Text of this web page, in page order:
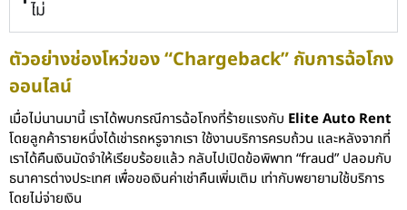
ไม่
ตัวอย่างช่องโหว่ของ “Chargeback” กับการฉ้อโกง
ออนไลน์
เมื่อไม่นานมานี้ เราได้พบกรณีการฉ้อโกงที่ร้ายแรงกับ Elite Auto Rent
โดยลูกค้ารายหนึ่งได้เช่ารถหรูจากเรา ใช้งานบริการครบถ้วน และหลังจากที่
เราได้คืนเงินมัดจำให้เรียบร้อยแล้ว กลับไปเปิดข้อพิพาท “fraud” ปลอมกับ
ธนาคารต่างประเทศ เพื่อขอเงินค่าเช่าคืนเพิ่มเติม เท่ากับพยายามใช้บริการ
โดยไม่จ่ายเงิน